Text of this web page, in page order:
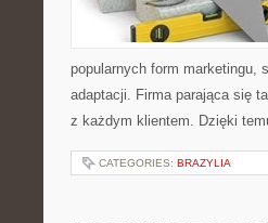
popularnych form marketingu,
adaptacji. Firma parająca się
z każdym klientem. Dzięki
CATEGORIES: BRAZYLIA